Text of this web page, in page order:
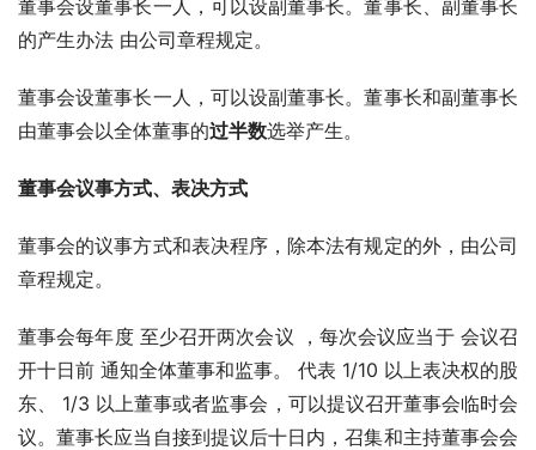
董事会设董事长一人，可以设副董事长。董事长、副董事长
的产生办法 由公司章程规定。
董事会设董事长一人，可以设副董事长。董事长和副董事长
由董事会以全体董事的过半数选举产生。
董事会议事方式、表决方式
董事会的议事方式和表决程序，除本法有规定的外，由公司
章程规定。
董事会每年度 至少召开两次会议 ，每次会议应当于 会议召
开十日前 通知全体董事和监事。 代表 1/10 以上表决权的股
东、 1/3 以上董事或者监事会，可以提议召开董事会临时会
议。董事长应当自接到提议后十日内，召集和主持董事会会